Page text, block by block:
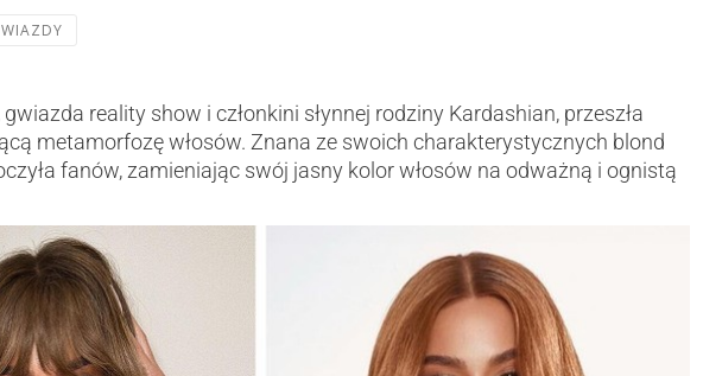
reality show i członkini słynnej rodziny Kardashian, przeszła
metamorfozę włosów. Znana ze swoich charakterystycznych blond
fanów, zamieniając swój jasny kolor włosów na odważną i ognistą